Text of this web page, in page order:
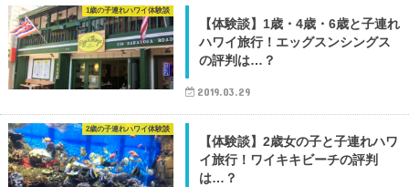
1歳の子連れハワイ体験談
【体験談】1歳・4歳・6歳と子連れ
ハワイ旅行！エッグスンシングス
の評判は…？
2019.03.29
2歳の子連れハワイ体験談
【体験談】2歳女の子と子連れハワ
イ旅行！ワイキキビーチの評判
は…？